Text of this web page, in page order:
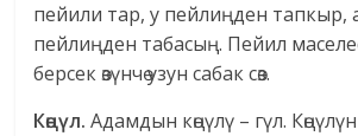
пейили тар, у пейлиңден тапкыр,
пейлиңден табасың. Пейил
берсек өзүнчө узун сабак сөз.
Көңүл. Адамдын көңүлү – гүл.